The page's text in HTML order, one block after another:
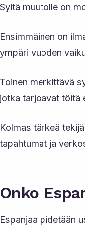
Syitä muutolle on
Ensimmäinen on
ympäri vuoden
Toinen merkittävä
jotka tarjoavat töitä
Kolmas tärkeä
tapahtumat ja
Onko
Espanjaa pidetään